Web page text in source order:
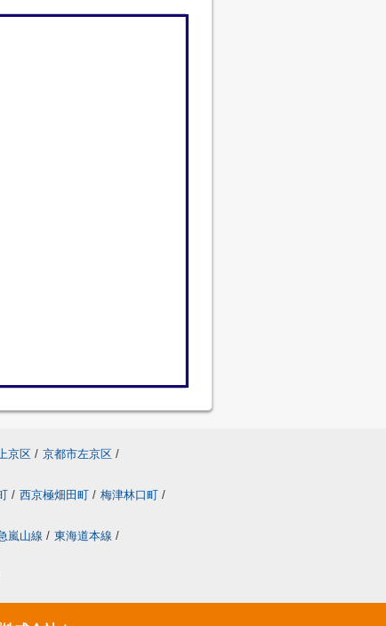
京区 / 京都市左京区 /
/ 西京極畑田町 / 梅津林口町 /
嵐山線 / 東海道本線 /